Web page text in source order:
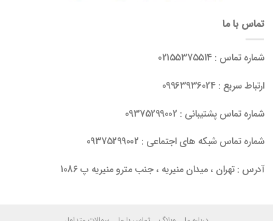
تماس با ما
شماره تماس : 02155375514
ارتباط سریع : 09963936024
شماره تماس پشتیبانی : 09375299002
شماره تماس شبکه های اجتماعی : 09375299002
آدرس : تهران ، میدان منیریه ، جنب مترو منیریه پ 1086